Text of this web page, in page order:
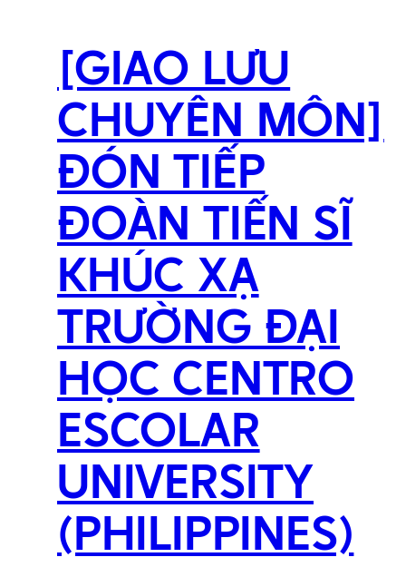
[GIAO LƯU
CHUYÊN MÔN]
ĐÓN TIẾP
ĐOÀN TIẾN SĨ
KHÚC XẠ
TRƯỜNG ĐẠI
HỌC CENTRO
ESCOLAR
UNIVERSITY
(PHILIPPINES)